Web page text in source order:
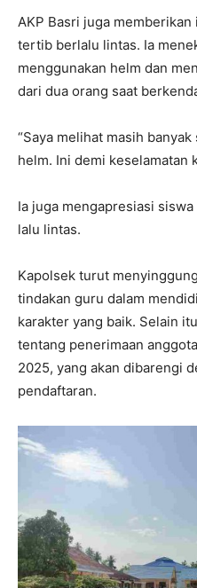
AKP Basri juga
tertib berlalu lintas. Ia
menggunakan helm dan
dari dua orang saat
“Saya melihat masih
helm. Ini demi keselamatan
Ia juga mengapresiasi
lalu lintas.
Kapolsek turut
tindakan guru dalam
karakter yang baik. Selain
tentang penerimaan
2025, yang akan dibarengi
pendaftaran.